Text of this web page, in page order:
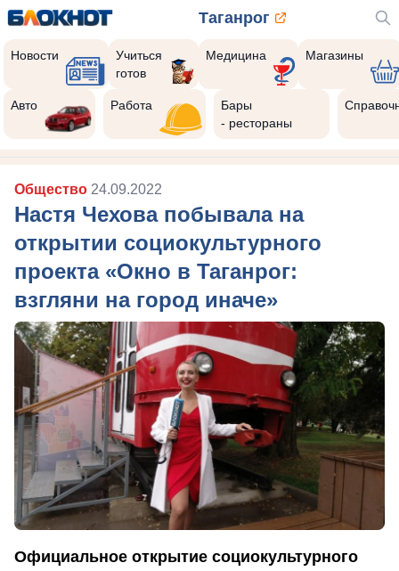
Таганрог
Новости
Учиться
готов
Медицина Магазины
Авто Работа
Бары
- рестораны
Общество 24.09.2022
Настя Чехова побывала на
открытии социокультурного
проекта «Окно в Таганрог:
взгляни на город иначе»
Официальное открытие социокультурного